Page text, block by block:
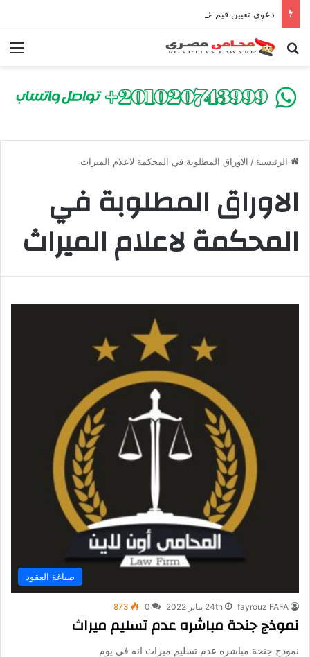
بحث عن
الرئيسية / الاوراق المطلوبة في المحكمة لاعلام الميراث
الاوراق المطلوبة في
المحكمة لاعلام الميراث
صياغة العقود
fayrouz FAFA 24th يناير 2022 0
873
نموذج جنحة مباشره عدم تسليم ميراث
نموذج جنحة مباشره عدم تسليم ميراث انه في يوم